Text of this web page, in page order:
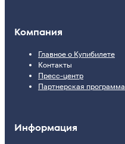
Компания
Главное о Купибилете
Контакты
Пресс-центр
Партнерская программа
Информация